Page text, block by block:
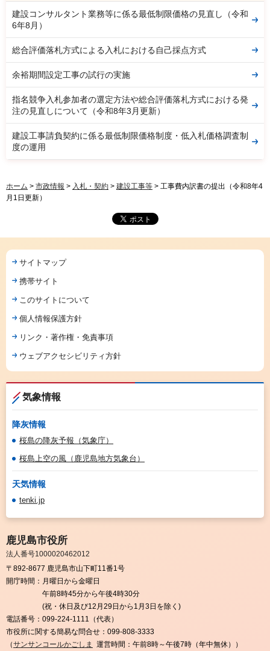
建設コンサルタント業務等に係る最低制限価格の見直し（令和
6年8月）
総合評価落札方式による入札における自己採点方式
余裕期間設定工事の試行の実施
指名競争入札参加者の選定方法や総合評価落札方式における発
注の見直しについて（令和8年3月更新）
建設工事請負契約に係る最低制限価格制度・低入札価格調査制
度の運用
ホーム > 市政情報 > 入札・契約 > 建設工事等 > 工事費内訳書の提出（令和8年4
月1日更新）
サイトマップ
携帯サイト
このサイトについて
個人情報保護方針
リンク・著作権・免責事項
ウェブアクセシビリティ方針
気象情報
降灰情報
桜島の降灰予報（気象庁）
桜島上空の風（鹿児島地方気象台）
天気情報
tenki.jp
鹿児島市役所
法人番号1000020462012
〒892-8677 鹿児島市山下町11番1号
開庁時間： 月曜日から金曜日
午前8時45分から午後4時30分
(祝・休日及び12月29日から1月3日を除く)
電話番号： 099-224-1111（代表）
市役所に関する簡易な問合せ： 099-808-3333
（サンサンコールかごしま 運営時間：午前8時～午後7時（年中無休））